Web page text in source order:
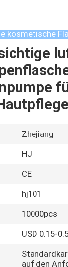
kosmetische
Zhejiang
HJ
CE
hj101
10000pcs
USD 0.15-
auf den